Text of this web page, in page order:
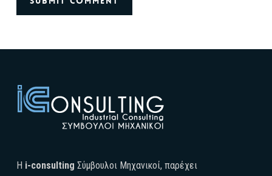
H i-consulting Σύμβουλοι Μηχανικοί, παρέχει